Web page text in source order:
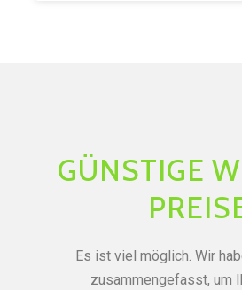
GÜNSTIGE
Es ist viel möglich. Wir
zusammengefasst, um